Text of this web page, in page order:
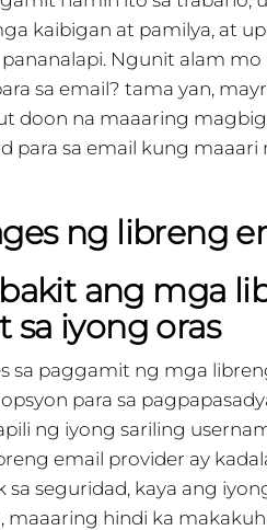
kaibigan at pamilya, at
Ngunit alam mo
sa email? tama yan,
doon na maaaring
para sa email kung
ng libreng
ang mga
sa iyong oras
sa paggamit ng mga
para sa
ng iyong sariling
email provider ay
seguridad, kaya ang
maaaring hindi ka